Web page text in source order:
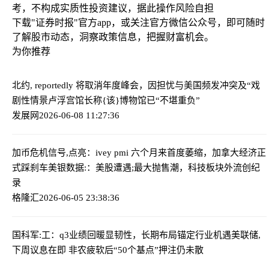
考，不构成实质性投资建议，据此操作风险自担
下载"证券时报"官方app，或关注官方微信公众号，即可随时
了解股市动态，洞察政策信息，把握财富机会。
为你推荐
北约, reportedly 将取消年度峰会，因担忧与美国频发冲突及“戏
剧性情景卢浮宫馆长称{该}博物馆已“不堪重负”
发展网2026-06-08 11:27:36
加币危机信号,点亮：ivey pmi 六个月来首度萎缩，加拿大经济正
式踩刹车美银数据:：美股遭遇;最大抛售潮，科技板块外流创纪
录
格隆汇2026-06-05 23:38:36
国科军:工：q3业绩回暖显韧性，长期布局锚定行业机遇美联储,
下周议息在即 非农疲软后“50个基点”押注仍未散